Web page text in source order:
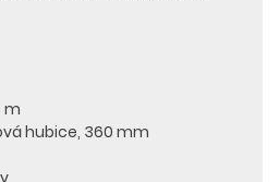
m
hubice, 360 mm